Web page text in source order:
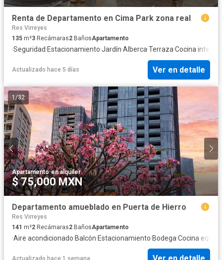
Renta de Departamento en Cima Park zona real
Res Virreyes
135 m²3 Recámaras2 BañosApartamento
·Seguridad·Estacionamiento·Jardín·Alberca·Terraza·Cocina integral
Actualizado hace 5 días Ver en detalle
1 /32
Apartamento·en alquiler
$ 75,000 MXN
Departamento amueblado en Puerta de Hierro
Res Virreyes
141 m²2 Recámaras2 BañosApartamento
·Aire acondicionado·Balcón·Estacionamiento·Bodega·Cocina
Actualizado hace 1 semana